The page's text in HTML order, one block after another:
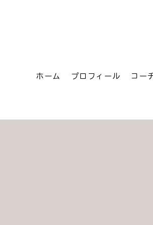
ホーム プロフィール コー